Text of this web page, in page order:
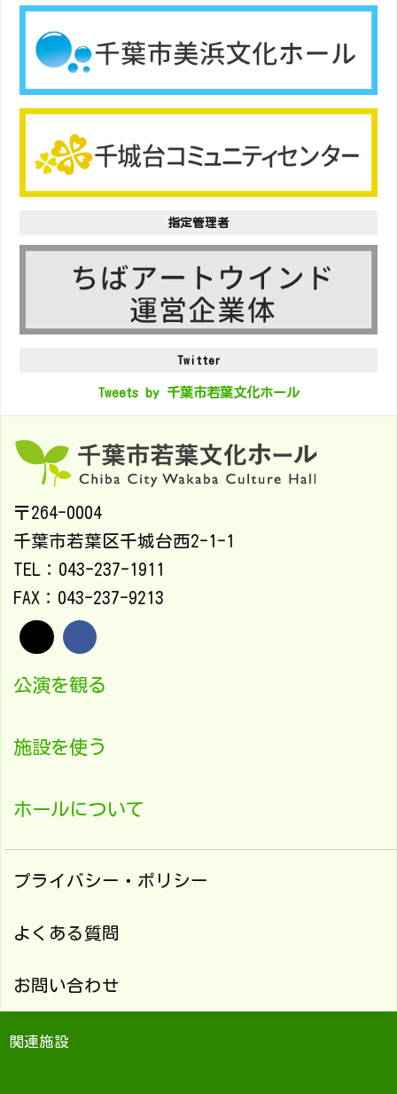
指定管理者
Twitter
Tweets by 千葉市若葉文化ホール
〒264-0004
千葉市若葉区千城台西2-1-1
TEL：043-237-1911
FAX：043-237-9213
公演を観る
施設を使う
ホールについて
プライバシー・ポリシー
よくある質問
お問い合わせ
関連施設